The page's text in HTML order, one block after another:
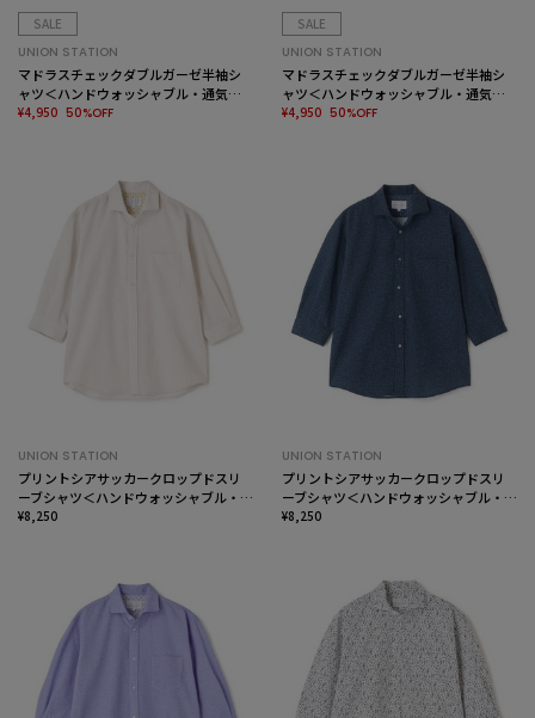
SALE
UNION STATION
マドラスチェックダブルガーゼ半袖シ
ャツ＜ハンドウォッシャブル・通気性
＞
¥4,950 50%OFF
SALE
UNION STATION
マドラスチェックダブルガーゼ半袖シ
ャツ＜ハンドウォッシャブル・通気性
＞
¥4,950 50%OFF
UNION STATION
プリントシアサッカークロップドスリ
ーブシャツ＜ハンドウォッシャブル・
軽量・通気性＞
¥8,250
UNION STATION
プリントシアサッカークロップドスリ
ーブシャツ＜ハンドウォッシャブル・
軽量・通気性＞
¥8,250